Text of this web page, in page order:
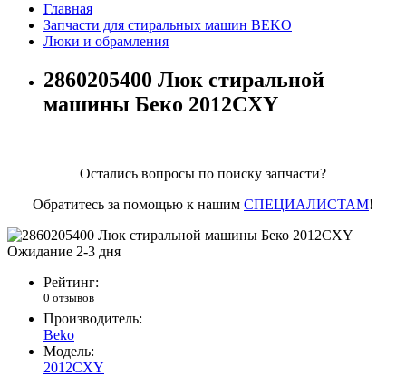
Главная
Запчасти для стиральных машин BEKO
Люки и обрамления
2860205400 Люк стиральной
машины Беко 2012CXY
Остались вопросы по поиску запчасти?
Обратитесь за помощью к нашим СПЕЦИАЛИСТАМ!
Ожидание 2-3 дня
Рейтинг:
0 отзывов
Производитель:
Beko
Модель:
2012CXY